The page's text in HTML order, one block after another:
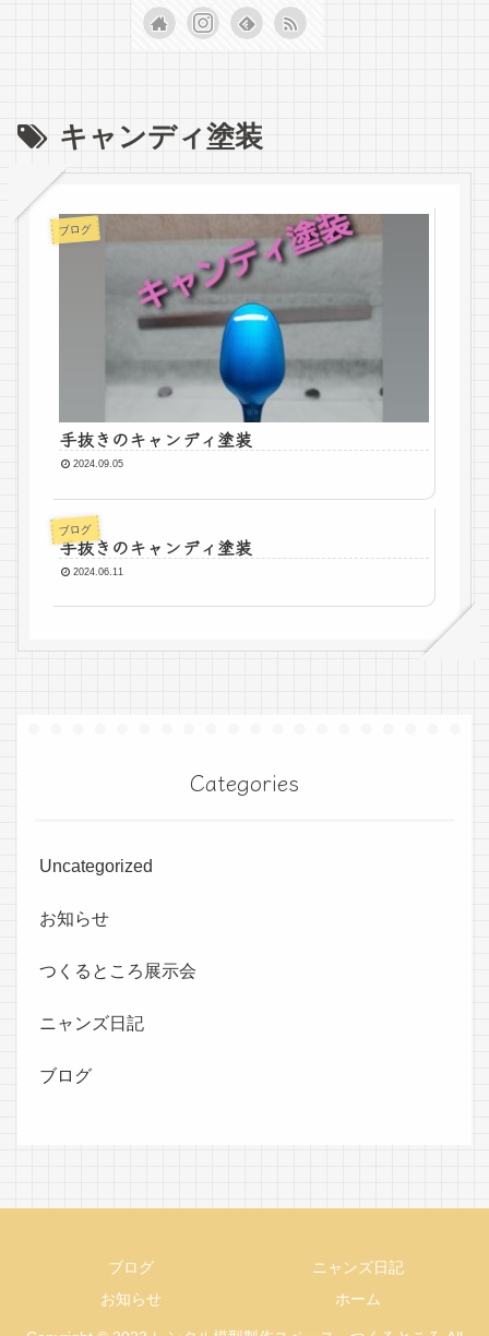
キャンディ塗装
ブログ
手抜きのキャンディ塗装
2024.09.05
ブログ
手抜きのキャンディ塗装
2024.06.11
Categories
Uncategorized
お知らせ
つくるところ展示会
ニャンズ日記
ブログ
ブログ
ニャンズ日記
お知らせ
ホーム